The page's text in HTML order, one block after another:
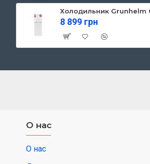
8 899 грн
О нас
О нас